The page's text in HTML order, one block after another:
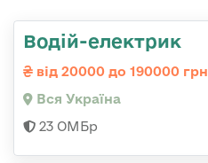
Водій-електрик
від 20000 до 190000 грн
Вся Україна
23 ОМБр